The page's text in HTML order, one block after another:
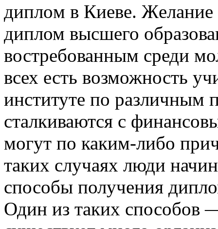
диплoм в Киeвe. Жeлaниe
диплом высшего
востребованным среди
всех есть возможность
институте по различным
сталкиваются с
могут по каким-либо
таких случаях люди
способы получения
Один из таких способов